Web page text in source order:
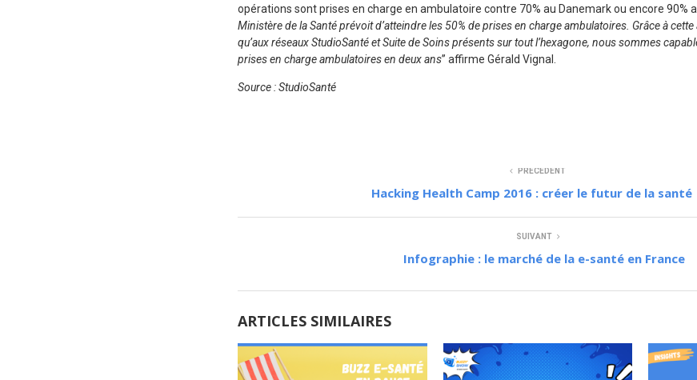
opérations sont prises en charge en ambulatoire contre 70% au Danemark ou encore 90%
Ministère de la Santé prévoit d’atteindre les 50% de prises en charge ambulatoires. Grâce à
qu’aux réseaux StudioSanté et Suite de Soins présents sur tout l’hexagone, nous sommes
prises en charge ambulatoires en deux ans’’ affirme Gérald Vignal.
Source : StudioSanté
PRÉCÉDENT
Hacking Health Camp 2016 : créer le futur de la santé
SUIVANT
Infographie : le marché de la e-santé en France
ARTICLES SIMILAIRES